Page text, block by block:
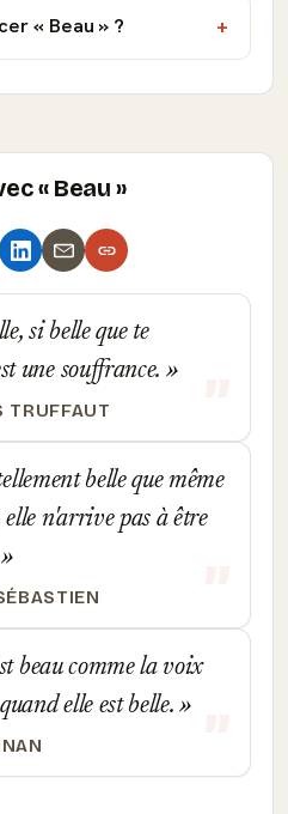
« Beau » ?
« Beau »
si belle que te
une souffrance.
TRUFFAUT
belle que même
elle n'arrive pas à être
beau comme la voix
elle est belle.